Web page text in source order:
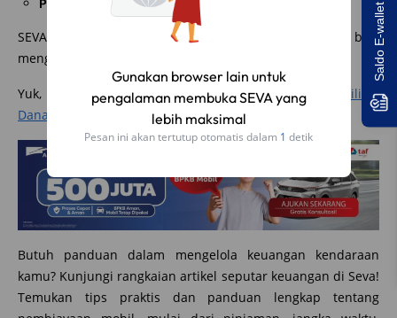
Proses pengajuan yang profesional tanpa tekanan
SEVA memenuhi semua kriteria ini, sehingga kamu bisa
mengajukan pinjaman dengan tenang dan aman.
Yuk, ajukan pinjaman sekarang melaluiLayanan Fasilitas
Dana di SEVA
dan cairkan dana untuk kebutuhanmu!
Butuh panduan dalam mengelola keuangan kendaraan
kamu? Kunjungi rangkaian artikel seputar keuangan di Seva!
Temukan tips praktis dan panduan lengkap tentang